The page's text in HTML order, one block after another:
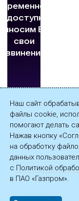
Наш сайт
файлы cookie,
помогают делать
Нажав кнопку
на обработку
данных
с Политикой
в ПАО «Газпром».